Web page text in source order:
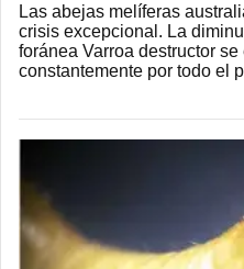
Las abejas melíferas
crisis excepcional. La
foránea Varroa destructor
constantemente por todo el